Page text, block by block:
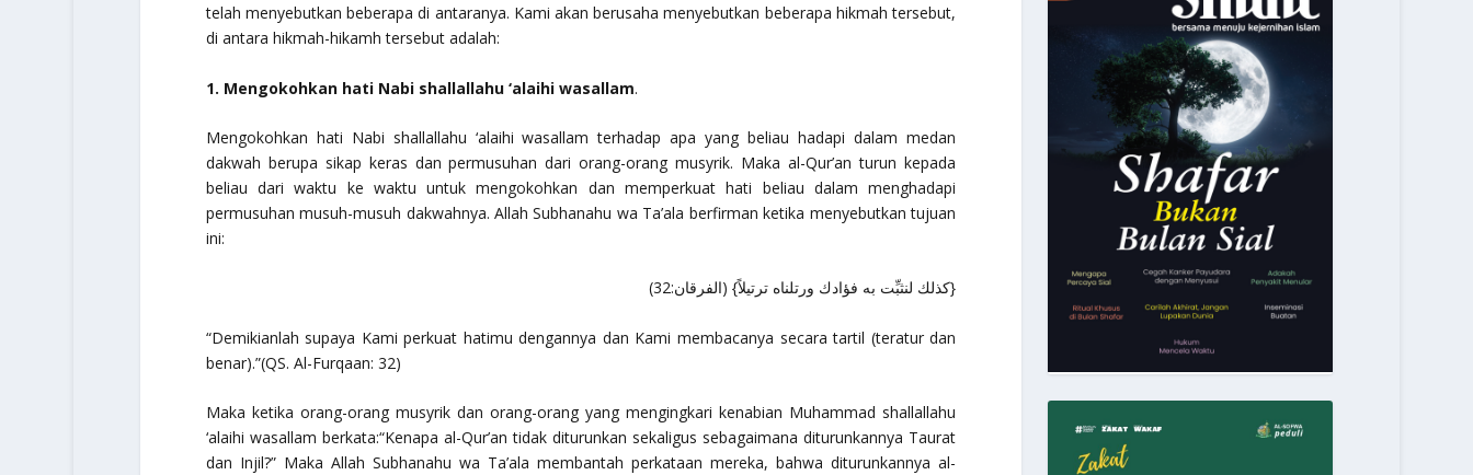
telah menyebutkan beberapa di antaranya. Kami akan berusaha menyebutkan beberapa hikmah tersebut,
di antara hikmah-hikamh tersebut adalah:
1. Mengokohkan hati Nabi shallallahu ‘alaihi wasallam.
Mengokohkan hati Nabi shallallahu ‘alaihi wasallam terhadap apa yang beliau hadapi dalam medan
dakwah berupa sikap keras dan permusuhan dari orang-orang musyrik. Maka al-Qur’an turun kepada
beliau dari waktu ke waktu untuk mengokohkan dan memperkuat hati beliau dalam menghadapi
permusuhan musuh-musuh dakwahnya. AllahSubhanahu wa Ta’ala berfirman ketika menyebutkan tujuan
ini:
{كذلك لنثبِّت به فؤادك ورتلناه ترتيلاً} (الفرقان:32)
“Demikianlah supaya Kami perkuat hatimu dengannya dan Kami membacanya secara tartil (teratur dan
benar).”(QS. Al-Furqaan: 32)
Maka ketika orang-orang musyrik dan orang-orang yang mengingkari kenabian Muhammad shallallahu
‘alaihi wasallam berkata:“Kenapa al-Qur’an tidak diturunkan sekaligus sebagaimana diturunkannya Taurat
dan Injil?”Maka Allah Subhanahu wa Ta’ala membantah perkataan mereka, bahwa diturunkannya al-